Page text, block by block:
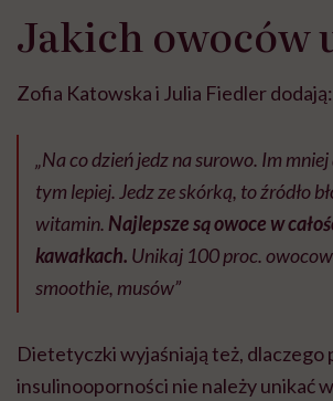
Jakich owoców
Zofia Katowska i Julia Fiedler dodają:
„Na co dzień jedz na surowo. Im
tym lepiej. Jedz ze skórką, to źródło
witamin. Najlepsze są owoce w
kawałkach. Unikaj 100 proc.
smoothie, musów”
Dietetyczki wyjaśniają też, dlaczego
insulinooporności nie należy unikać